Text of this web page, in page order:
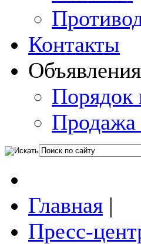
Контакты
Объявления
Порядок
Продажа
Главная |
Пресс-